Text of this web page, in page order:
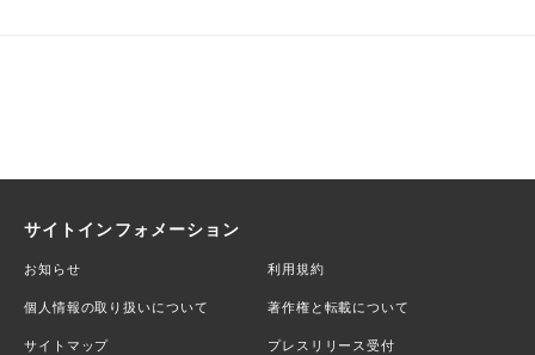
サイトインフォメーション
お知らせ 利用規約
個人情報の取り扱いについて 著作権と転載について
サイトマップ プレスリリース受付